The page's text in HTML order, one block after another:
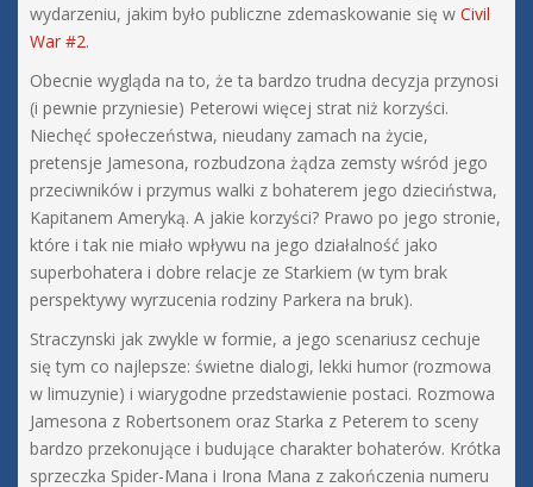
wydarzeniu, jakim było publiczne zdemaskowanie się w Civil
War #2.
Obecnie wygląda na to, że ta bardzo trudna decyzja przynosi
(i pewnie przyniesie) Peterowi więcej strat niż korzyści.
Niechęć społeczeństwa, nieudany zamach na życie,
pretensje Jamesona, rozbudzona żądza zemsty wśród jego
przeciwników i przymus walki z bohaterem jego dzieciństwa,
Kapitanem Ameryką. A jakie korzyści? Prawo po jego stronie,
które i tak nie miało wpływu na jego działalność jako
superbohatera i dobre relacje ze Starkiem (w tym brak
perspektywy wyrzucenia rodziny Parkera na bruk).
Straczynski jak zwykle w formie, a jego scenariusz cechuje
się tym co najlepsze: świetne dialogi, lekki humor (rozmowa
w limuzynie) i wiarygodne przedstawienie postaci. Rozmowa
Jamesona z Robertsonem oraz Starka z Peterem to sceny
bardzo przekonujące i budujące charakter bohaterów. Krótka
sprzeczka Spider-Mana i Irona Mana z zakończenia numeru